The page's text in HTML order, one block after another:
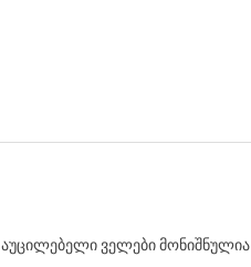
აუცილებელი ველები მონიშნულია